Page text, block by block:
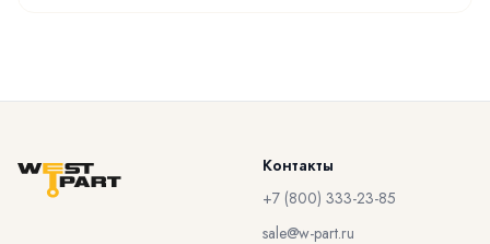
Контакты
+7 (800) 333-23-85
sale@w-part.ru